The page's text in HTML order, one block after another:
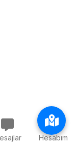
Hesabım